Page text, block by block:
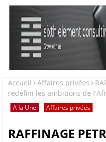
Accueil Affaires privées
redéfini les ambitions de
A la Une Affaires privées
RAFFINAGE